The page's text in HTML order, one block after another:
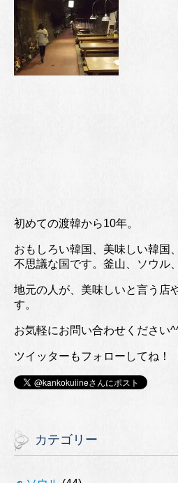
初めての渡韓から10年。
おもしろい韓国、美味しい韓国
不思議な国です。釜山、ソウル
地元の人が、美味しいと言う店
す。
お気軽にお問い合わせください
ツイッターもフォローしてね！
カテゴリー